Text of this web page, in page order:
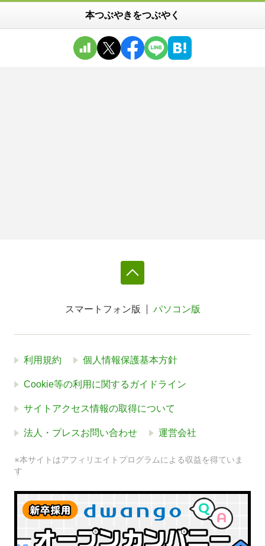
本つぶやきをつぶやく
スマートフォン版 パソコン版
利用規約 個人情報保護基本方針
Cookie等の利用に関するガイドライン
サイトアクセス情報の取得について
法人・プレスお問い合わせ 運営会社
※本サイトはアフィリエイトプログラムによる収益を得ていま
す